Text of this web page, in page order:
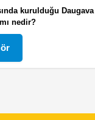
kurulduğu Daugava
nedir?